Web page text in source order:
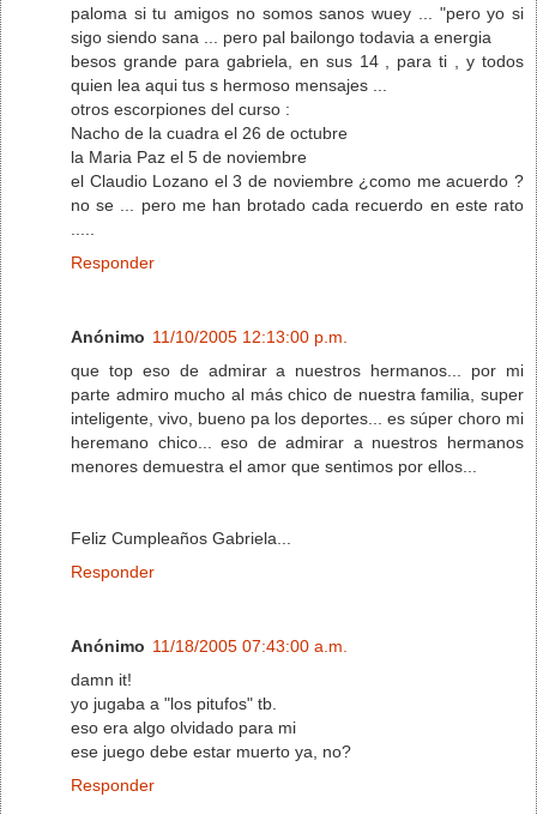
paloma si tu amigos no somos sanos wuey ... "pero yo si
sigo siendo sana ... pero pal bailongo todavia a energia
besos grande para gabriela, en sus 14 , para ti , y todos
quien lea aqui tus s hermoso mensajes ...
otros escorpiones del curso :
Nacho de la cuadra el 26 de octubre
la Maria Paz el 5 de noviembre
el Claudio Lozano el 3 de noviembre ¿como me acuerdo ?
no se ... pero me han brotado cada recuerdo en este rato
Responder
Anónimo 11/10/2005 12:13:00 p.m.
que top eso de admirar a nuestros hermanos... por mi
parte admiro mucho al más chico de nuestra familia, super
inteligente, vivo, bueno pa los deportes... es súper choro mi
heremano chico... eso de admirar a nuestros hermanos
menores demuestra el amor que sentimos por ellos...
Feliz Cumpleaños Gabriela...
Responder
Anónimo 11/18/2005 07:43:00 a.m.
damn it!
yo jugaba a "los pitufos" tb.
eso era algo olvidado para mi
ese juego debe estar muerto ya, no?
Responder